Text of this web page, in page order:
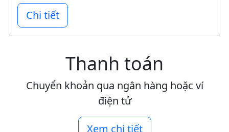
Chi tiết
Thanh toán
Chuyển khoản qua ngân hàng hoặc ví
điện tử
Xem chi tiết